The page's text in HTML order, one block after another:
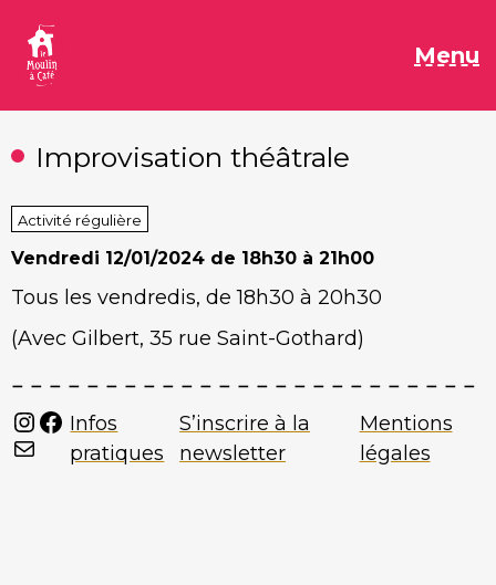
contenu
Menu
Improvisation théâtrale
Activité régulière
Vendredi 12/01/2024 de 18h30 à 21h00
Tous les vendredis, de 18h30 à 20h30
(Avec Gilbert, 35 rue Saint-Gothard)
Instagram
Facebook
Mail
Infos
pratiques
S’inscrire à la
newsletter
Mentions
légales